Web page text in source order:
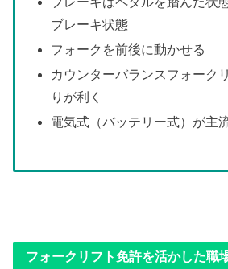
ブレーキ状態
フォークを前後に動かせる
カウンターバランスフォーク
りが利く
電気式（バッテリー式）が主
フォークリフト免許を活かした職